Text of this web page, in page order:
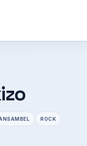
ROCK